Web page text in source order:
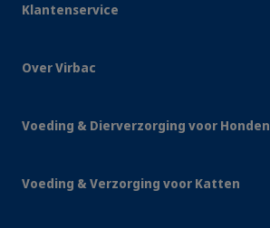
Klantenservice
Over Virbac
Voeding & Dierverzorging voor Honden
Voeding & Verzorging voor Katten